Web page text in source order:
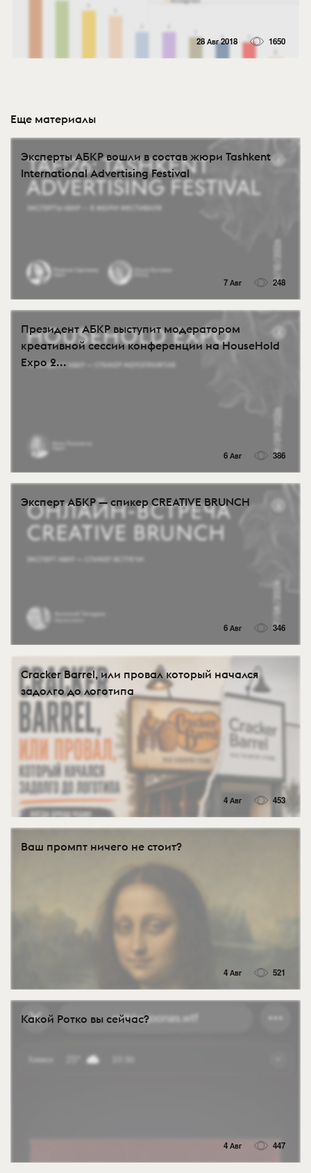
28 Авг 2018 1650
Еще материалы
Эксперты АБКР вошли в состав жюри Tashkent
International Advertising Festival
7 Авг 248
Президент АБКР выступит модератором
креативной сессии конференции на HouseHold
Expo 2...
6 Авг 386
Эксперт АБКР — спикер CREATIVE BRUNCH
6 Авг 346
Cracker Barrel, или провал который начался
задолго до логотипа
4 Авг 453
Ваш промпт ничего не стоит?
4 Авг 521
Какой Ротко вы сейчас?
4 Авг 447